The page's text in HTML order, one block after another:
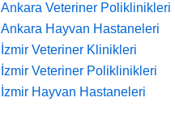
Ankara Veteriner Poliklinikleri
Ankara Hayvan Hastaneleri
İzmir Veteriner Klinikleri
İzmir Veteriner Poliklinikleri
İzmir Hayvan Hastaneleri